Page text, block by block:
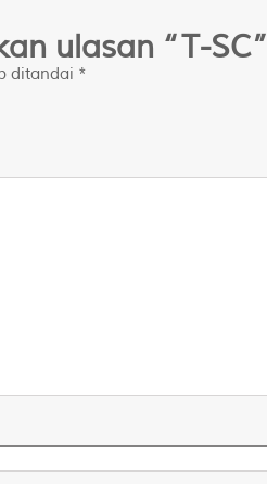
ulasan “T-SC”
ditandai *